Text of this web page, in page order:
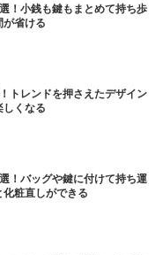
！小銭も鍵もまとめて持ち歩
省ける
トレンドを押さえたデザイン
くなる
！バッグや鍵に付けて持ち運
粧直しができる